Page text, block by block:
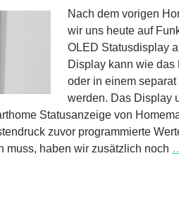
Nach dem vorigen
wir uns heute auf
OLED Statusdisplay
Display kann wie das
oder in einem
werden. Das Display
Statusanzeige von
zuvor programmierte
muss, haben wir zusätzlich noch